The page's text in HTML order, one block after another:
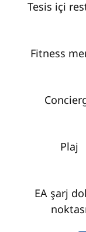
Tesis içi
Fitness
Plaj
EA şarj